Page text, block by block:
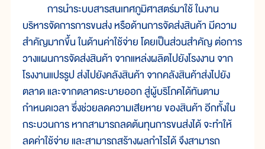
การนำระบบสารสนเทศภูมิศาสตร์มาใช้ ในงาน
บริหารจัดการการขนส่ง หรือด้านการจัดส่งสินค้า มีความ
สำคัญมากขึ้น ในด้านค่าใช้จ่าย โดยเป็นส่วนสำคัญ ต่อการ
วางแผนการจัดส่งสินค้า จากแหล่งผลิตไปยังโรงงาน จาก
โรงงานแปรรูป ส่งไปยังคลังสินค้า จากคลังสินค้าส่งไปยัง
ตลาด และจากตลาดระบายออก สู่ผู้บริโภคได้ทันตาม
กำหนดเวลา ซึ่งช่วยลดความเสียหาย ของสินค้า อีกทั้งใน
กระบวนการ หากสามารถลดต้นทุนการขนส่งได้ จะทำให้
ลดค่าใช้จ่าย และสามารถสร้างผลกำไรได้ จึงสามารถ